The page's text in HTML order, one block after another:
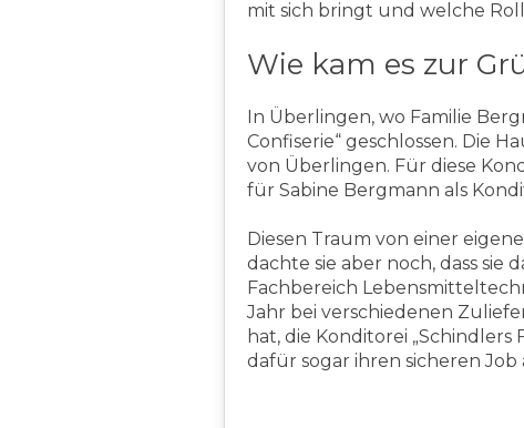
mit sich bringt und welche
Wie kam es zur
In Überlingen, wo Familie
Confiserie“ geschlossen. Die
von Überlingen. Für diese
für Sabine Bergmann als
Diesen Traum von einer
dachte sie aber noch, dass
Fachbereich
Jahr bei verschiedenen
hat, die Konditorei
dafür sogar ihren sicheren